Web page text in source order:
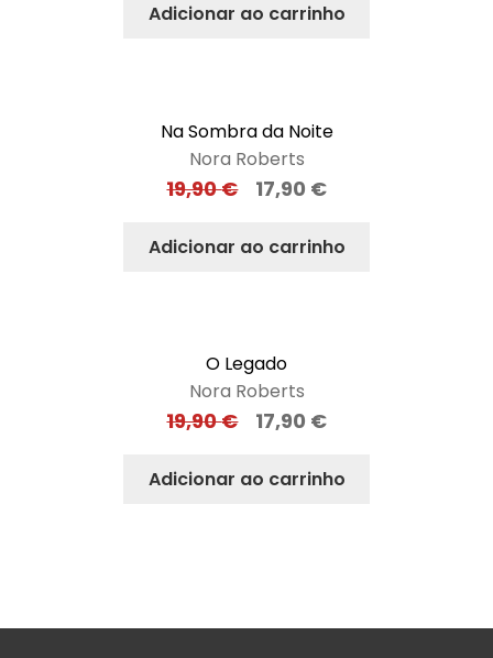
Adicionar ao carrinho
Na Sombra da Noite
Nora Roberts
19,90€ 17,90 €
Adicionar ao carrinho
O Legado
Nora Roberts
19,90€ 17,90 €
Adicionar ao carrinho